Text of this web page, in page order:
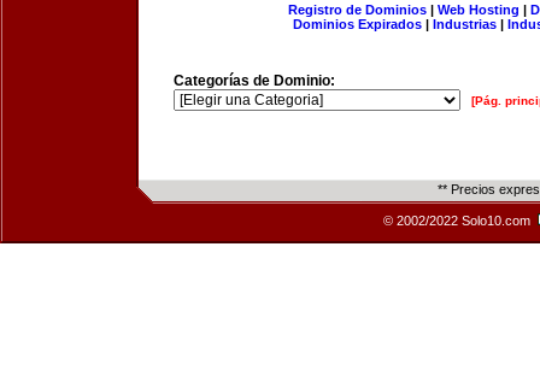
Registro de Dominios| Web Hosting |
Dominios Expirados | Industrias |
Categorías de Dominio:
[Pág.
** Precios
© 2002/2022 Solo10.com